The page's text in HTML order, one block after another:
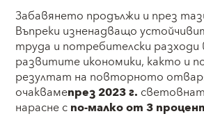
Забавянето продължи и през
Въпреки изненадващо
труда и потребителски разходи
развитите икономики, както и
резултат на повторното
очаквамепрез 2023 г.
нарасне спо-малко от 3